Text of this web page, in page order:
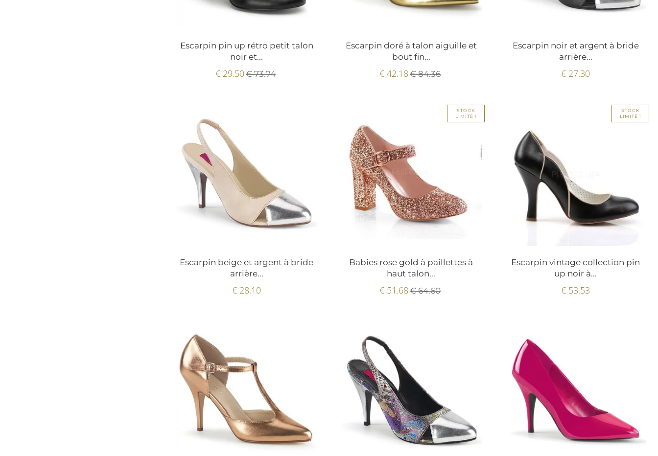
Escarpin pin up rétro petit talon
noir et...
€ 29.50€ 73.74
Escarpin doré à talon aiguille et
bout fin...
€ 42.18€ 84.36
Escarpin noir et argent à bride
arrière...
€ 27.30
Escarpin beige et argent à bride
arrière...
€ 28.10
STOCK
LIMITÉ !
Babies rose gold à paillettes à
haut talon...
€ 51.68€ 64.60
STOCK
LIMITÉ !
Escarpin vintage collection pin
up noir à...
€ 53.53